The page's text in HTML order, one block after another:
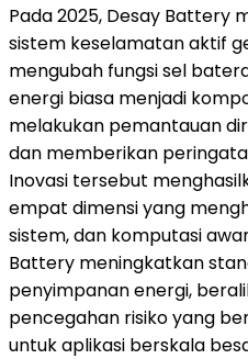
Pada 2025, Desay Battery
sistem keselamatan aktif
mengubah fungsi sel
energi biasa menjadi
melakukan pemantauan
dan memberikan
Inovasi tersebut
empat dimensi yang
sistem, dan komputasi
Battery meningkatkan
penyimpanan energi,
pencegahan risiko yang
untuk aplikasi berskala